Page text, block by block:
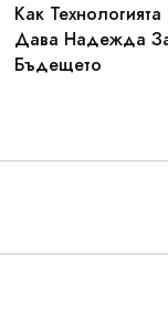
Как
Дава Надежда
Бъдещето